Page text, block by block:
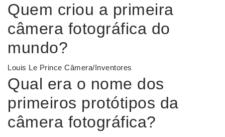
Quem criou a primeira
câmera fotográfica do
mundo?
Louis Le Prince Câmera/Inventores
Qual era o nome dos
primeiros protótipos da
câmera fotográfica?